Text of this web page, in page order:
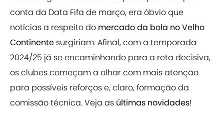
conta da Data Fifa de março, era óbvio que
notícias a respeito do mercado da bola no Velho
Continente surgiriam. Afinal, com a temporada
2024/25 já se encaminhando para a reta decisiva,
os clubes começam a olhar com mais atenção
para possíveis reforços e, claro, formação da
comissão técnica. Veja as últimas novidades!